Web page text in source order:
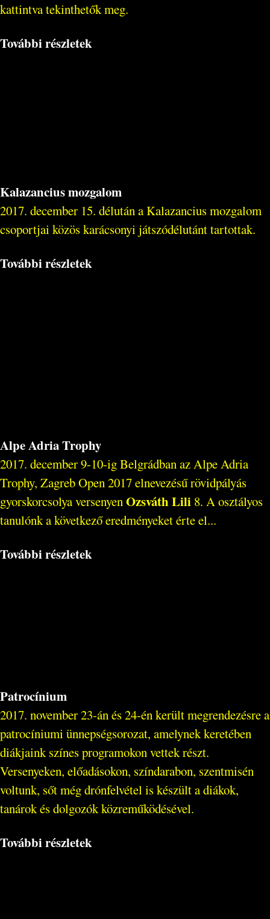
kattintva tekinthetők meg.
További részletek
Kalazancius mozgalom
2017. december 15. délután a Kalazancius mozgalom
csoportjai közös karácsonyi játszódélutánt tartottak.
További részletek
Alpe Adria Trophy
2017. december 9-10-ig Belgrádban az Alpe Adria
Trophy, Zagreb Open 2017 elnevezésű rövidpályás
gyorskorcsolya versenyenOzsváth Lili 8. A osztályos
tanulónk a következő eredményeket érte el...
További részletek
Patrocínium
2017. november 23-án és 24-én került megrendezésre a
patrocíniumi ünnepségsorozat, amelynek keretében
diákjaink színes programokon vettek részt.
Versenyeken, előadásokon, színdarabon, szentmisén
voltunk, sőt még drónfelvétel is készült a diákok,
tanárok és dolgozók közreműködésével.
További részletek